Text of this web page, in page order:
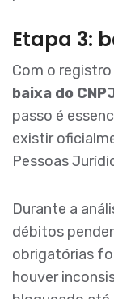
Etapa 3:
Com o
baixa do
passo é
existir
Pessoas
Durante a
débitos
obrigatórias
houver